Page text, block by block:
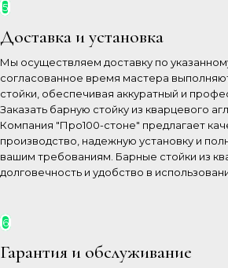
5
Доставка и установка
Мы осуществляем доставку по
согласованное время мастера
стойки, обеспечивая аккуратный и
Заказать барную стойку из кварцевого
Компания "Про100-стоне" предлагает
производство, надежную установку и
вашим требованиям. Барные стойки из
долговечность и удобство в
6
Гарантия и обслуживание